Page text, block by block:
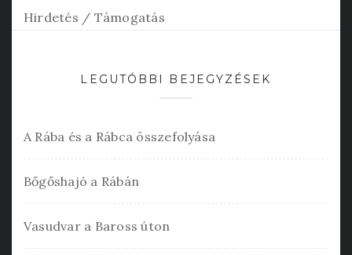
Hirdetés / Támogatás
LEGUTÓBBI BEJEGYZÉSEK
A Rába és a Rábca összefolyása
Bőgőshajó a Rábán
Vasudvar a Baross úton